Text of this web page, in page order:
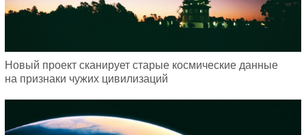
Новый проект сканирует старые космические данные
на признаки чужих цивилизаций